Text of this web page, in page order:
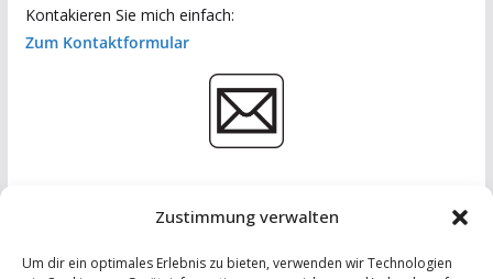
Zustimmung verwalten
Um dir ein optimales Erlebnis zu bieten, verwenden wir Technologien
Kontakieren Sie mich einfach:
Zum Kontaktformular